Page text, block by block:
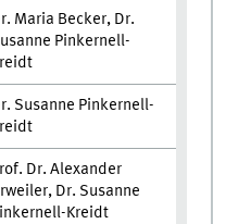
Maria Becker, Dr.
Pinkernell-
Susanne Pinkernell-
Dr. Alexander
Dr. Susanne
Kreidt